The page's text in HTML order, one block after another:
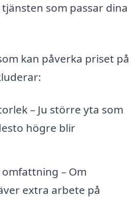
som passar dina
kan påverka priset på
– Ju större yta som
högre blir
– Om
extra arbete på